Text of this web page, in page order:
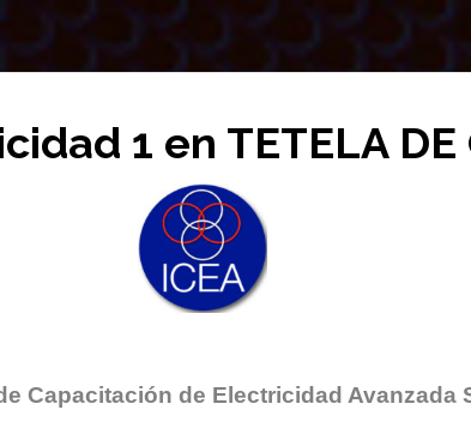
1 en TETELA DE
Capacitación de Electricidad Avanzada